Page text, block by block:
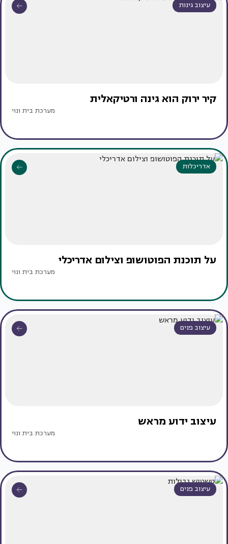
עיצוב גינות
קיר ירוק הוא גינה ורטיקאלית
מערכת בית ונוי
אדריכלות
על תוכנת הפוטושופ וצילום אדריכלי
מערכת בית ונוי
עיצוב פנים
עיצוב ידוע מראש
מערכת בית ונוי
עיצוב פנים